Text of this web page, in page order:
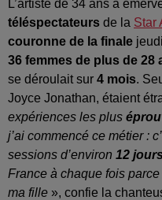
L’artiste de 34 ans a
téléspectateurs de la Star
couronne de la finale
36 femmes de plus de 28
se déroulait sur 4 mois.
Joyce Jonathan, étaient
expériences les plus
j’ai commencé ce métier :
sessions d’environ 12
France à chaque fois
ma fille », confie la